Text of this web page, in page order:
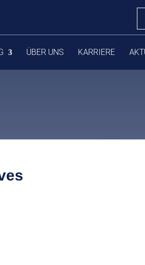
ÜBER UNS KARRIERE